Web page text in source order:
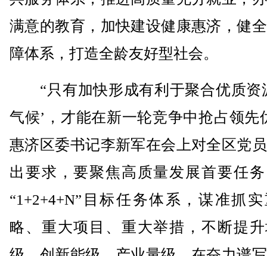
满意的教育，加快建设健康惠济，健
障体系，打造全龄友好型社会。
“只有加快形成有利于聚合优质资
气候’，才能在新一轮竞争中抢占领先
惠济区委书记李新军在会上对全区党
出要求，要聚焦高质量发展首要任
“1+2+4+N”目标任务体系，谋准抓
略、重大项目、重大举措，不断提